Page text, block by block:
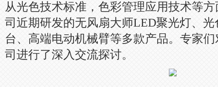
从光色技术标准，色彩管理应用技术等
司近期研发的无风扇大师LED聚光灯、
台、高端电动机械臂等多款产品。专家
司进行了深入交流探讨。